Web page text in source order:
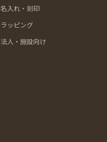
名入れ・刻印
ラッピング
法人・施設向け